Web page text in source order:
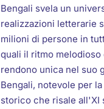
Bengali svela un
realizzazioni letterarie
milioni di persone in
quali il ritmo
rendono unica nel suo
Bengali, notevole per
storico che risale